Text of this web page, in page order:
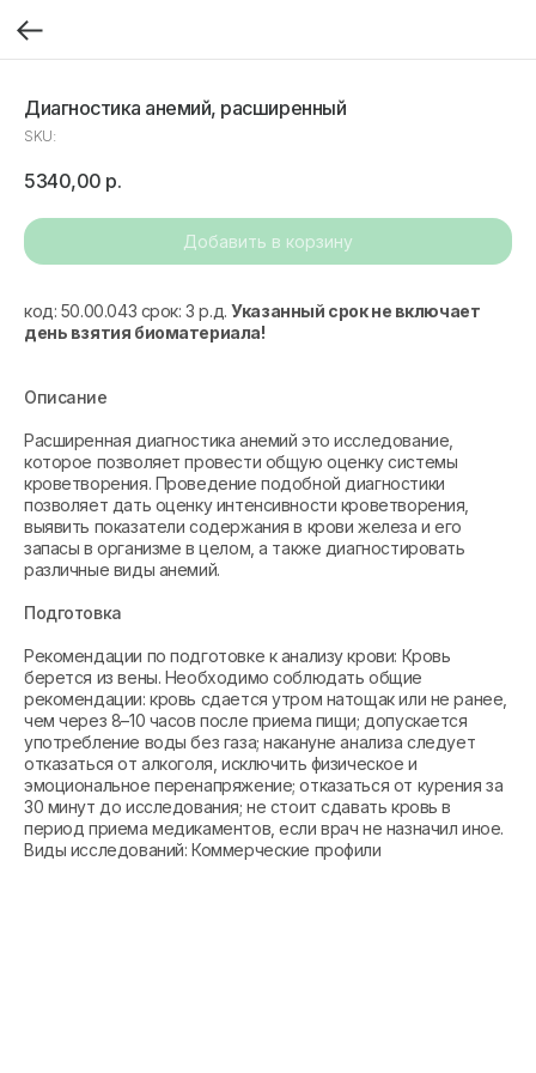
Диагностика анемий, расширенный
SKU:
5340,00 р.
Добавить в корзину
код: 50.00.043 срок: 3 р.д.Указанный срок не включает
день взятия биоматериала!
Описание
Расширенная диагностика анемий это исследование,
которое позволяет провести общую оценку системы
кроветворения. Проведение подобной диагностики
позволяет дать оценку интенсивности кроветворения,
выявить показатели содержания в крови железа и его
запасы в организме в целом, а также диагностировать
различные виды анемий.
Подготовка
Рекомендации по подготовке к анализу крови: Кровь
берется из вены. Необходимо соблюдать общие
рекомендации: кровь сдается утром натощак или не ранее,
чем через 8–10 часов после приема пищи; допускается
употребление воды без газа; накануне анализа следует
отказаться от алкоголя, исключить физическое и
эмоциональное перенапряжение; отказаться от курения за
30 минут до исследования; не стоит сдавать кровь в
период приема медикаментов, если врач не назначил иное.
Виды исследований: Коммерческие профили